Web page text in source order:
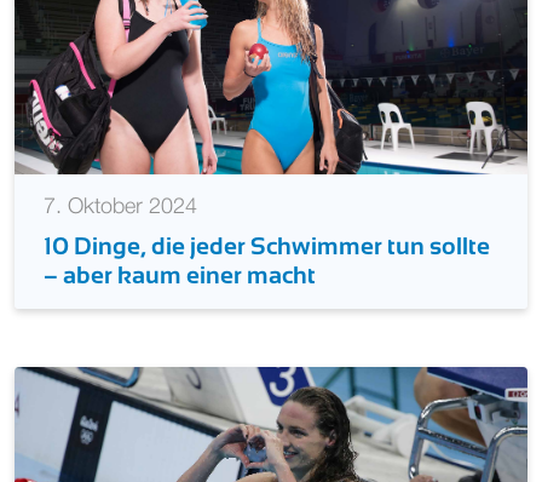
7. Oktober 2024
10 Dinge, die jeder Schwimmer tun sollte
– aber kaum einer macht